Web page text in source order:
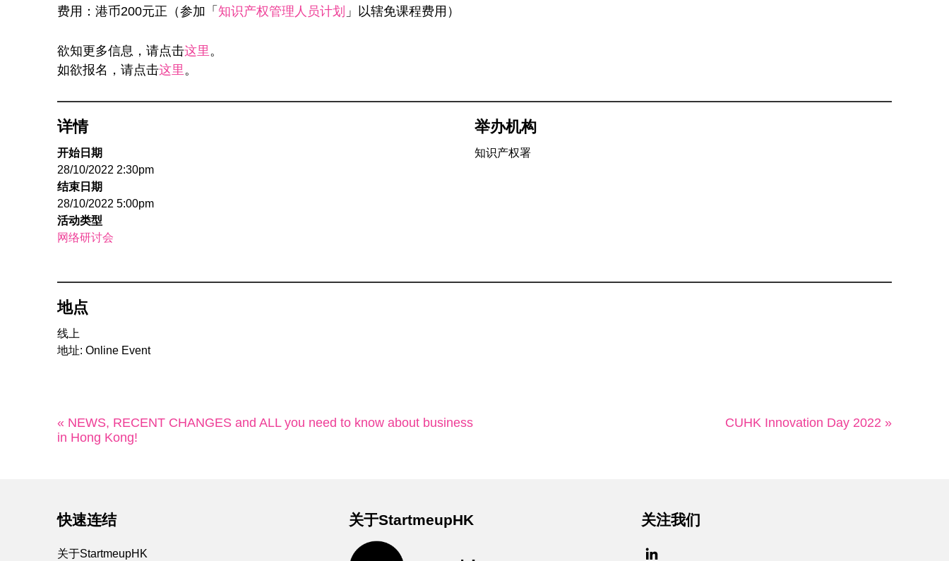
费用：港币200元正（参加「 知识产权管理人员计划 」以辖免课程费用）
欲知更多信息，请点击这里 。
如欲报名，请点击这里 。
详情
开始日期
28/10/2022 2:30pm
结束日期
28/10/2022 5:00pm
活动类型
网络研讨会
举办机构
知识产权署
地点
线上
地址: Online Event
« NEWS, RECENT CHANGES and ALL you need to know about business
in Hong Kong!
CUHK Innovation Day 2022 »
快速连结
关于StartmeupHK
关于StartmeupHK 关注我们